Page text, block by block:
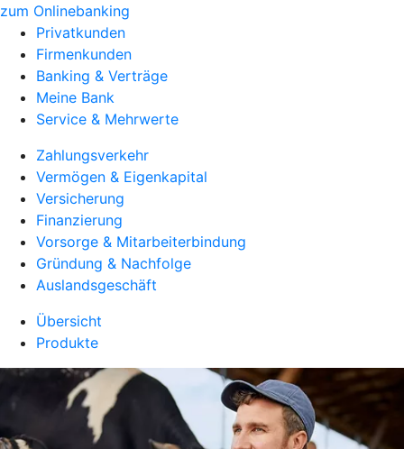
zum Onlinebanking
Privatkunden
Firmenkunden
Banking & Verträge
Meine Bank
Service & Mehrwerte
Zahlungsverkehr
Vermögen & Eigenkapital
Versicherung
Finanzierung
Vorsorge & Mitarbeiterbindung
Gründung & Nachfolge
Auslandsgeschäft
Übersicht
Produkte